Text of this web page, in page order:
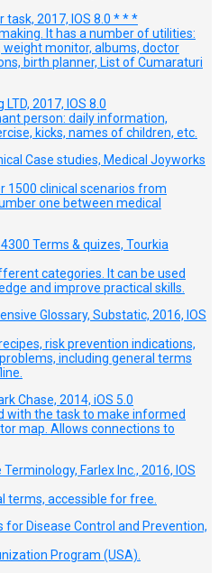
task, 2017, IOS 8.0 * * *
It has a number of utilities:
monitor, albums, doctor
birth planner, List of Cumaraturi
2017, IOS 8.0
person: daily information,
kicks, names of children, etc.
Case studies, Medical Joyworks
1500 clinical scenarios from
one between medical
Terms & quizes, Tourkia
categories. It can be used
and improve practical skills.
Glossary, Substatic, 2016, IOS
risk prevention indications,
including general terms
Chase, 2014, iOS 5.0
with the task to make informed
map. Allows connections to
Farlex Inc., 2016, IOS
terms, accessible for free.
for Disease Control and Prevention,
Program (USA).